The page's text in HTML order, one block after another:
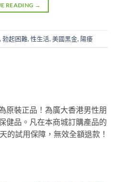
READING →
, 勃起困難, 性生活, 美國黑金, 陽痿
原裝正品！為廣大香港男性朋
健品。凡在本商城訂購產品的
的試用保障，無效全額退款！